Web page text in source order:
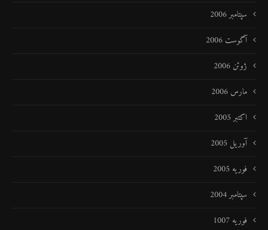
سپتامبر 2006
آگوست 2006
ژوئن 2006
مارس 2006
اکتبر 2005
آوریل 2005
فوریه 2005
سپتامبر 2004
فوریه 1007